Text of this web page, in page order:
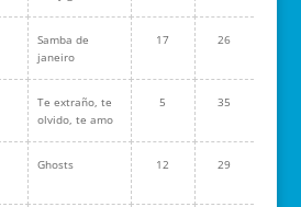
Samba de
janeiro
17 26
Te extraño, te
olvido, te amo
5 35
Ghosts 12 29